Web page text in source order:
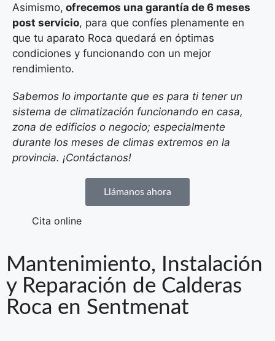
Asimismo, ofrecemos una garantía de 6 meses
post servicio, para que confíes plenamente en
que tu aparato Roca quedará en óptimas
condiciones y funcionando con un mejor
rendimiento.
Sabemos lo importante que es para ti tener un
sistema de climatización funcionando en casa,
zona de edificios o negocio; especialmente
durante los meses de climas extremos en la
provincia. ¡Contáctanos!
Llámanos ahora
Cita online
Mantenimiento, Instalación
y Reparación de Calderas
Roca en Sentmenat